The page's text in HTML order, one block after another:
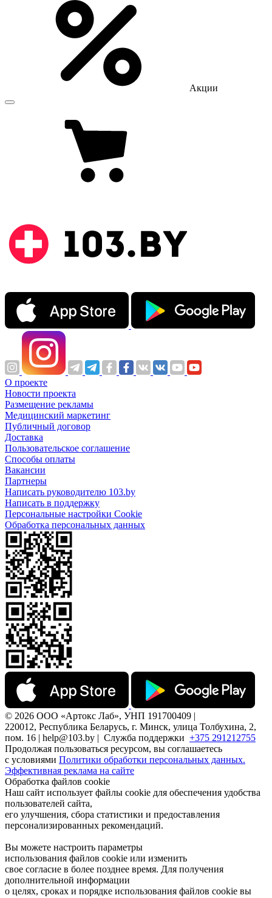
Акции
О проекте
Новости проекта
Размещение рекламы
Медицинский маркетинг
Публичный договор
Доставка
Пользовательское соглашение
Способы оплаты
Вакансии
Партнеры
Написать руководителю 103.by
Написать в поддержку
Персональные настройки Cookie
Обработка персональных данных
© 2026 ООО «Артокс Лаб», УНП 191700409 |
220012, Республика Беларусь, г. Минск, улица Толбухина, 2,
пом. 16 | help@103.by | Служба поддержки +375 291212755
Продолжая пользоваться ресурсом, вы соглашаетесь
с условиями Политики обработки персональных данных.
Эффективная реклама на сайте
Обработка файлов cookie
Наш сайт использует файлы cookie для обеспечения удобства
пользователей сайта,
его улучшения, сбора статистики и предоставления
персонализированных рекомендаций.
Вы можете настроить параметры
использования файлов cookie или изменить
свое согласие в более позднее время. Для получения
дополнительной информации
о целях, сроках и порядке использования файлов cookie вы